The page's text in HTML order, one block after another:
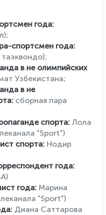
года:
спортсмен года:
в не олимпийских
Узбекистана;
в не
сборная пара
спорта: Лола
"Sport")
спорта: Нодир
года:
года: Марина
"Sport")
Диана Саттарова